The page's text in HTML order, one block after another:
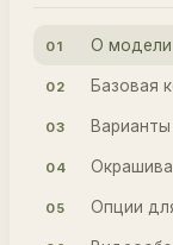
01 О модели
02 Базовая
03
04
05 Опции